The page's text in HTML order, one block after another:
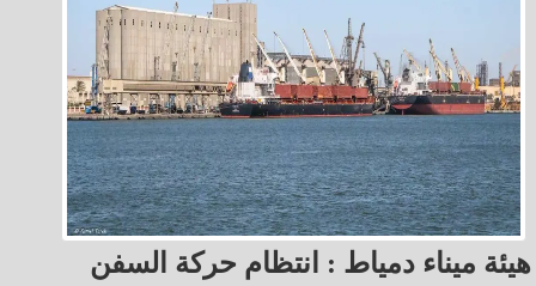
هيئة ميناء دمياط : انتظام حركة السفن